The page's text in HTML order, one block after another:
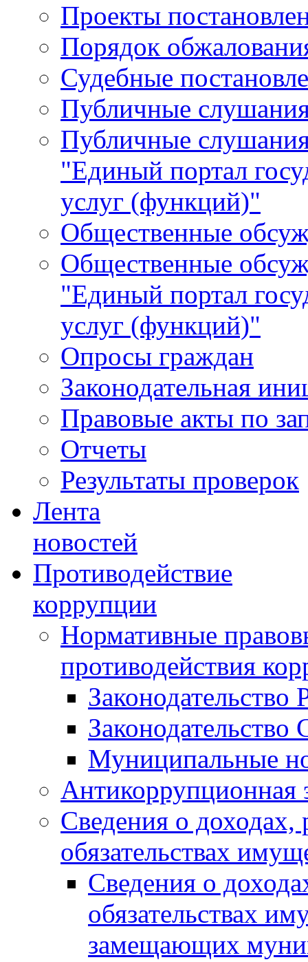
Проекты
Порядок
Судебные
Публичные
Публичные
"Единый портал
услуг (функций)"
Общественные
Общественные
"Единый портал
услуг (функций)"
Опросы граждан
Законодательная
Правовые акты по
Отчеты
Результаты проверок
Лента
новостей
Противодействие
коррупции
Нормативные
противодействия
Законодательство
Муниципальные
Антикоррупционная
Сведения о доходах,
обязательствах
Сведения о
обязательствах
замещающих